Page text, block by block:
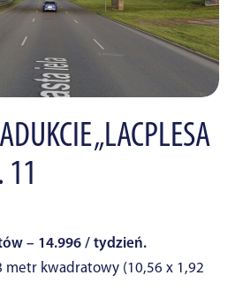
„LACPLESA
11
– 14.996 / tydzień.
metr kwadratowy (10,56 x 1,92